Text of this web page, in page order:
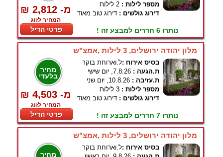
₪ 2,812 -מ
המחיר לזוג
פרטי הדיל
מספר לילות : 2 לילות
דירוג גולשים : דירוג טוב מאוד
נותרו 6 חדרים למבצע זה !
מלון יהודה ירושלים, 3 לילות ,אמצ"ש
מחיר
בלעדי
₪ 4,503 -מ
המחיר לזוג
פרטי הדיל
בסיס אירוח :ל.וארוחת בוקר
ת.הגעה : 7.8.26, יום שישי
ת.עזיבה : 10.8.26, יום שני
מספר לילות : 3 לילות
דירוג גולשים : דירוג טוב מאוד
נותרו 7 חדרים למבצע זה !
מלון יהודה ירושלים, 3 לילות ,אמצ"ש
מחיר
בסיס אירוח :ל.וארוחת בוקר